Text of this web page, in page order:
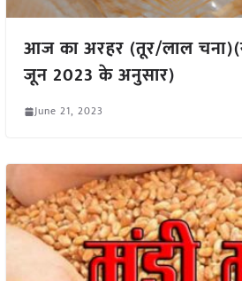
आज का अरहर (तूर/लाल
जून 2023 के अनुसार)
June 21, 2023